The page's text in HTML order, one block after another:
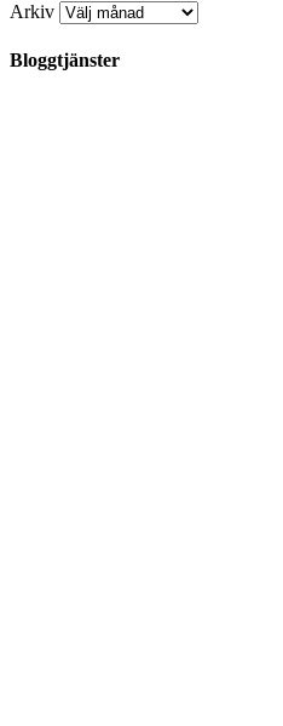
Arkiv
Bloggtjänster